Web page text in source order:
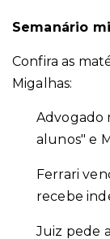
Semanário
Confira as
Migalhas:
Advogado
alunos" e
Ferrari
recebe
Juiz pede